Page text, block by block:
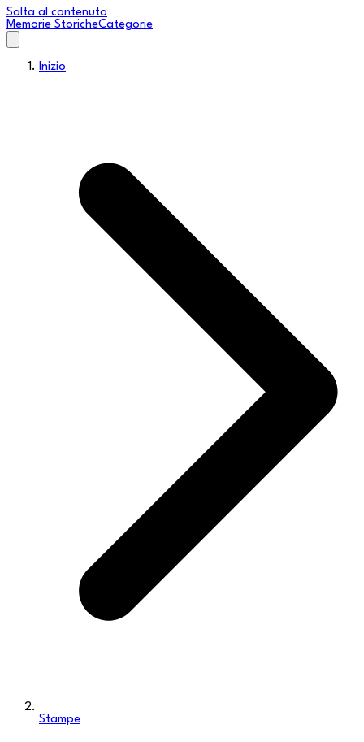
Salta al contenuto
Memorie StoricheCategorie
Inizio
Stampe